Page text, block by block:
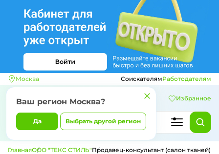
Москва
Ваш регион Москва?
Да Выбрать другой регион
СоискателямРаботодателям
Избранное
ГлавнаяООО "ТЕКС СТИЛЬ"Продавец-консультант (салон тканей)